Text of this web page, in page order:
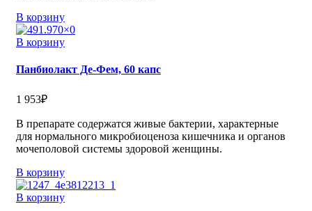
В корзину
В корзину
Панбиолакт Де-Фем, 60 капс
1 953₽
В препарате содержатся живые бактерии, характерные
для нормального микробиоценоза кишечника и органов
мочеполовой системы здоровой женщины.
В корзину
В корзину